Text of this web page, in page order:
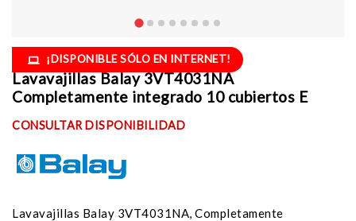
¡DISPONIBLE SÓLO EN INTERNET!
Lavavajillas Balay 3VT4031NA
Completamente integrado 10 cubiertos E
CONSULTAR DISPONIBILIDAD
Lavavajillas Balay 3VT4031NA, Completamente